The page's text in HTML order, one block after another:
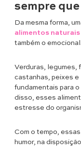
sempre que
Da mesma forma,
alimentos naturais
também o
Verduras, legumes,
castanhas, peixes
fundamentais para
disso, esses
estresse do
Com o tempo,
humor, na